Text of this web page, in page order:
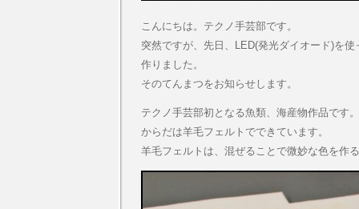
こんにちは。テクノ手芸部です。
突然ですが、先日、LED(発光ダイオード)を
作りました。
そのてんまつをお知らせします。
テクノ手芸部初となる魚類、海産物作品です。
からだは羊毛フェルトでできています。
羊毛フェルトは、混ぜることで微妙な色を作